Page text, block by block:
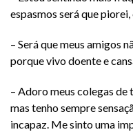
espasmos será que
– Será que meus amigos
porque vivo doente e
– Adoro meus colegas
mas tenho sempre
incapaz. Me sinto uma